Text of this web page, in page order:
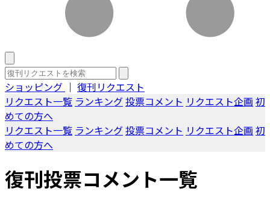
ショッピング ｜ 復刊リクエスト
リクエスト一覧 ランキング投票コメント リクエスト企画 初
めての方へ
リクエスト一覧 ランキング投票コメント リクエスト企画 初
めての方へ
復刊投票コメント一覧